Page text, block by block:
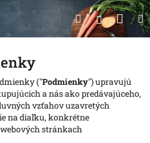
Hľadať
("Podmienky") upravujú
a nás ako predávajúceho,
vzťahov uzavretých
na diaľku, konkrétne
stránkach